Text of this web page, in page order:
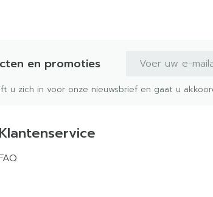
en promoties
u zich in voor onze nieuwsbrief en gaat u
Klantenservice